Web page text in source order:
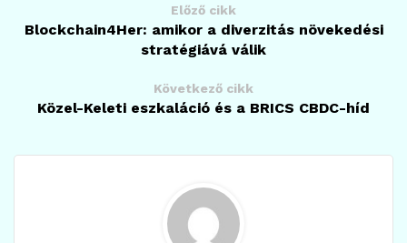
Előző cikk
Blockchain4Her: amikor a diverzitás növekedési
stratégiává válik
Következő cikk
Közel-Keleti eszkaláció és a BRICS CBDC-híd